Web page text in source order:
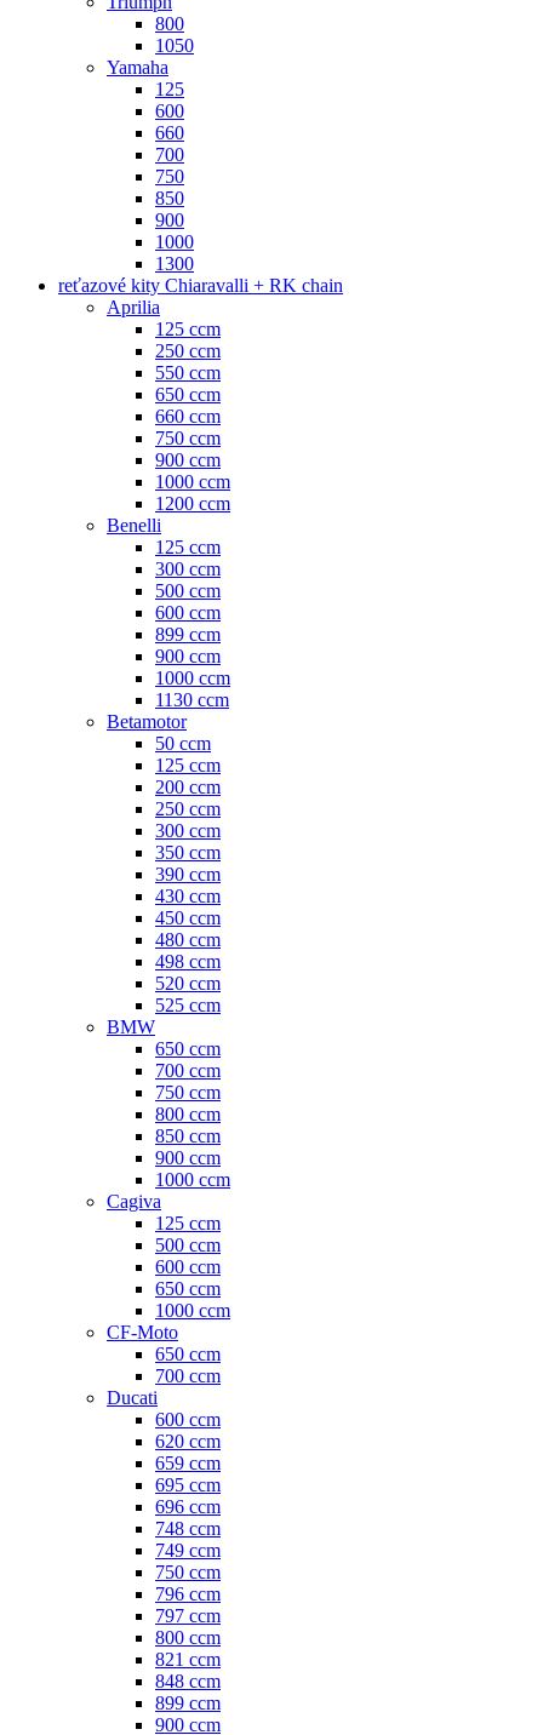
800
1050
Yamaha
125
600
660
700
750
850
900
1000
1300
reťazové kity Chiaravalli + RK chain
Aprilia
125 ccm
250 ccm
550 ccm
650 ccm
660 ccm
750 ccm
900 ccm
1000 ccm
1200 ccm
Benelli
125 ccm
300 ccm
500 ccm
600 ccm
899 ccm
900 ccm
1000 ccm
1130 ccm
Betamotor
50 ccm
125 ccm
200 ccm
250 ccm
300 ccm
350 ccm
390 ccm
430 ccm
450 ccm
480 ccm
498 ccm
520 ccm
525 ccm
BMW
650 ccm
700 ccm
750 ccm
800 ccm
850 ccm
900 ccm
1000 ccm
Cagiva
125 ccm
500 ccm
600 ccm
650 ccm
1000 ccm
CF-Moto
650 ccm
700 ccm
Ducati
600 ccm
620 ccm
659 ccm
695 ccm
696 ccm
748 ccm
749 ccm
750 ccm
796 ccm
797 ccm
800 ccm
821 ccm
848 ccm
899 ccm
900 ccm